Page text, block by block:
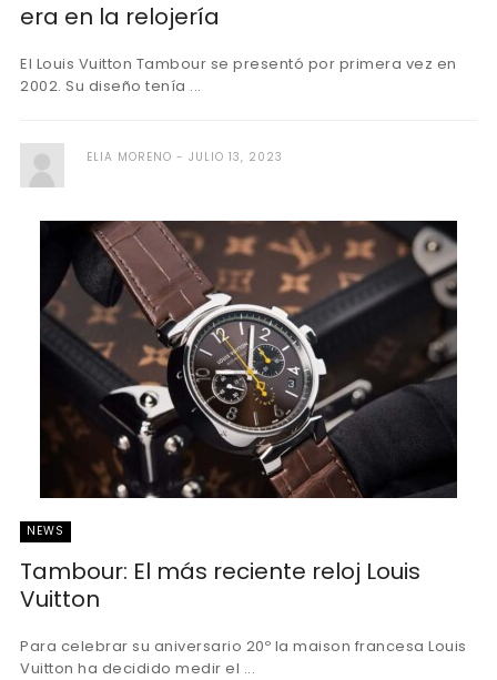
era en la relojería
El Louis Vuitton Tambour se presentó por primera vez en
2002. Su diseño tenía ...
ELIA MORENO JULIO 13, 2023
NEWS
Tambour: El más reciente reloj Louis
Vuitton
Para celebrar su aniversario 20º la maison francesa Louis
Vuitton ha decidido medir el ...